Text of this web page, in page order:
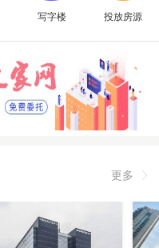
写字楼 投放房源
更多